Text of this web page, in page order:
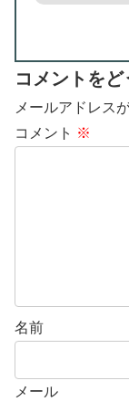
コメントをど
メールアドレス
コメント ※
名前
メール